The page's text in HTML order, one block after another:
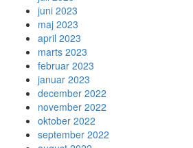
juni 2023
maj 2023
april 2023
marts 2023
februar 2023
januar 2023
december 2022
november 2022
oktober 2022
september 2022